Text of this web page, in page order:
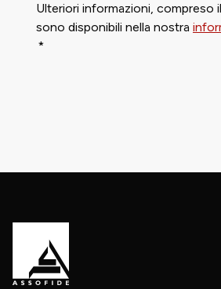
Ulteriori informazioni, compreso
sono disponibili nella nostra